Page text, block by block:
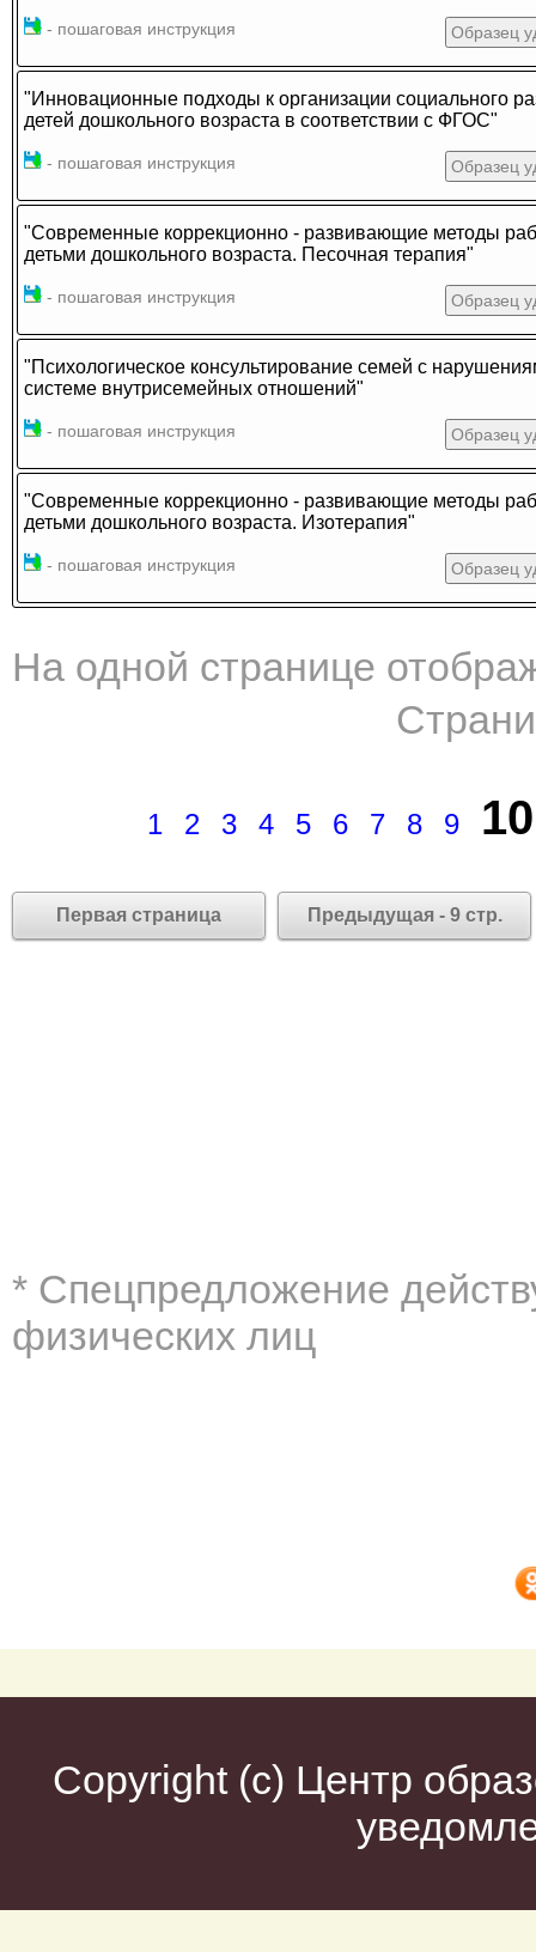
- пошаговая инструкция Образец
"Инновационные подходы к организации социального
детей дошкольного возраста в соответствии с ФГОС"
- пошаговая инструкция Образец
"Современные коррекционно - развивающие методы
детьми дошкольного возраста. Песочная терапия"
- пошаговая инструкция Образец
"Психологическое консультирование семей с
системе внутрисемейных отношений"
- пошаговая инструкция Образец
"Современные коррекционно - развивающие методы
детьми дошкольного возраста. Изотерапия"
- пошаговая инструкция Образец
На одной странице
1 2 3 4 5 6 7 8 9 10
Первая страница Предыдущая - 9 стр.
* Cпецпредложение
физических лиц
Copyright (c) Центр